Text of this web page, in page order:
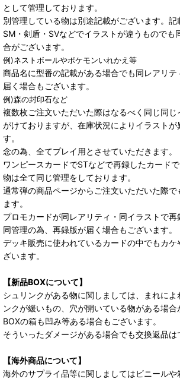
として管理しております。
別管理している物は別途記載がございます。記
SM・剣盾・SVなどでイラストが違うものでも
合がございます。
例)ネストボールやポケモンいれかえ等
商品名に型番の記載がある場合でも同レアリ
届く場合もございます。
例)森の封印石など
複数枚ご注文いただいた際はなるべく同じ同
がけておりますが、在庫状況によりイラストが
す。
念の為、全てプレイ用とさせていただきます。
ワンピースカードでSTなどで再録したカード
物は全て同じ管理をしております。
通常弾の商品ページからご注文いただいた際
ます。
プロモカードが同レアリティ・同イラストで再
同管理の為、再録版が届く場合もございます。
デッキ販売に使われているカードの中でもカ
ざいます。
【新品BOXについて】
シュリンクがある物に関しましては、まれによ
ンクが緩いもの、穴が開いている物がある場合
BOXの箱も凹み等ある場合もございます。
そういったダメージがある場合でも交換返品は
【海外商品について】
海外のサプライ品等に関しましてはビニール